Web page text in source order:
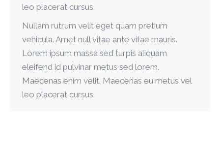
leo placerat cursus.
Nullam rutrum velit eget quam pretium
vehicula. Amet null vitae ante vitae mauris.
Lorem ipsum massa sed turpis aliquam
eleifend id pulvinar metus sed lorem.
Maecenas enim velit. Maecenas eu metus vel
leo placerat cursus.